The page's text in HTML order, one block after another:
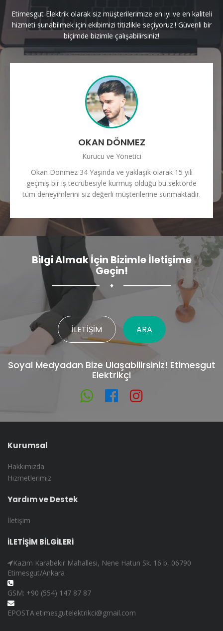
Etimesgut Elektrik olarak siz müşterilerimize en iyi ve en kaliteli
hizmeti sunabilmek için ekibimizi titizlikle seçiyoruz.! Güvenli bir
biçimde bizimle çalışabilirsiniz!
OKAN DÖNMEZ
Kurucu ve Yönetici
Okan Dönmez 34 Yaşında ve yaklaşık olarak 15 yılı
geçmiş bir iş tecrübesiyle kurmuş olduğu bu sektörde
tüm deneyimlerini siz değerli müşterilerine sunmaktadır.
Bilgi Almak İçin Bizimle İletişime
Geçin!
♦
İLETIŞIM ARA
Soyal Medyadan Bize Ulaşabilirsiniz! Etimesgut
Elektrikçi
Kurumsal
Hakkımızda
Hizmetlerimiz
Yardım ve Destek
İletişim
İLETİŞİM BİLGİLERİ
Kazım Karabekir Mahallesi, Nene Hatun Sk. 16 b, 06790
Etimesgut/Ankara
GSM: +90 (554) 147 87 87
EPOSTA:etimesgutelektrikci@gmail.com